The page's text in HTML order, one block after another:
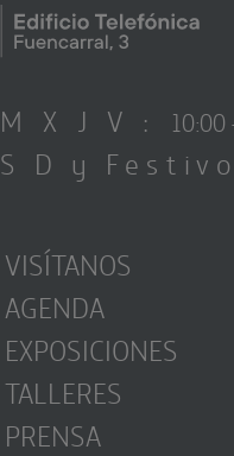
M X J V : 10:00
S D y
VISÍTANOS
AGENDA
EXPOSICIONES
TALLERES
PRENSA